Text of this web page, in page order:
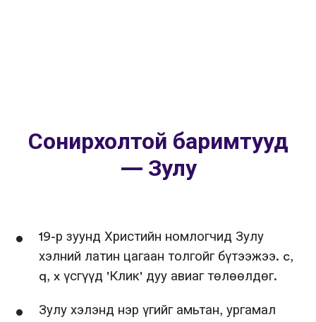
Сонирхолтой баримтууд
— Зулу
19-р зуунд Христийн номлогчид Зулу
хэлний латин цагаан толгойг бүтээжээ. c,
q, x үсгүүд 'Клик' дуу авиаг төлөөлдөг.
Зулу хэлэнд нэр үгийг амьтан, ургамал